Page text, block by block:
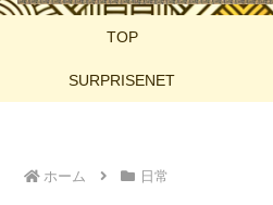
TOP
SURPRISENET
ホーム 日常